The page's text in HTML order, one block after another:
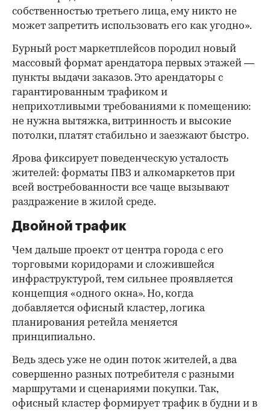
собственностью третьего лица, ему никто не
может запретить использовать его как угодно».
Бурный рост маркетплейсов породил новый
массовый формат арендатора первых этажей —
пункты выдачи заказов. Это арендаторы с
гарантированным трафиком и
неприхотливыми требованиями к помещению:
не нужна вытяжка, витринность и высокие
потолки, платят стабильно и заезжают быстро.
Ярова фиксирует поведенческую усталость
жителей: форматы ПВЗ и алкомаркетов при
всей востребованности все чаще вызывают
раздражение в жилой среде.
Двойной трафик
Чем дальше проект от центра города с его
торговыми коридорами и сложившейся
инфраструктурой, тем сильнее проявляется
концепция «одного окна». Но, когда
добавляется офисный кластер, логика
планирования ретейла меняется
принципиально.
Ведь здесь уже не один поток жителей, а два
совершенно разных потребителя с разными
маршрутами и сценариями покупки. Так,
офисный кластер формирует трафик в будни и в